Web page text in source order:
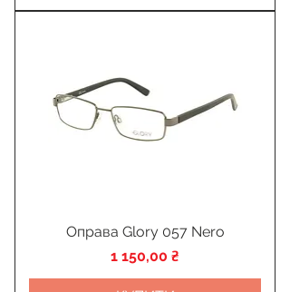
Оправа Glory 057 Nero
Ціна
1 150,00 ₴